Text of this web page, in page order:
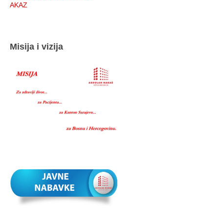
AKAZ
Misija i vizija